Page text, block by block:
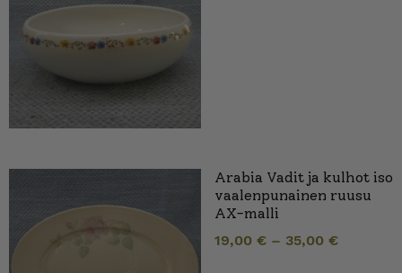
Arabia Vadit ja kulhot iso
vaalenpunainen ruusu
AX-malli
19,00 € – 35,00 €